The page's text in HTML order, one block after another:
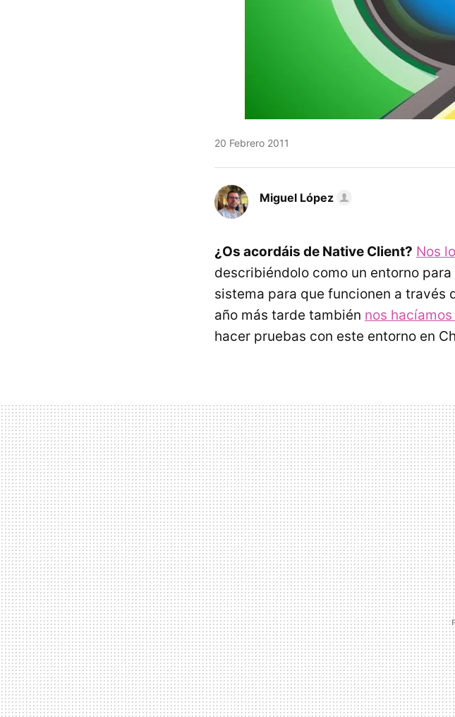
20 Febrero 2011
Miguel López
¿Os acordáis de Native Client? Nos
describiéndolo como un entorno
sistema para que funcionen a través
año más tarde también nos
hacer pruebas con este entorno en